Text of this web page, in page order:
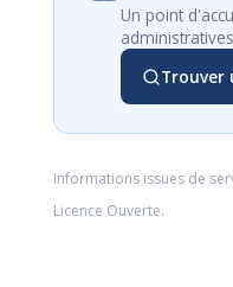
Un point
Trouver
Informations issues de
Licence Ouverte.